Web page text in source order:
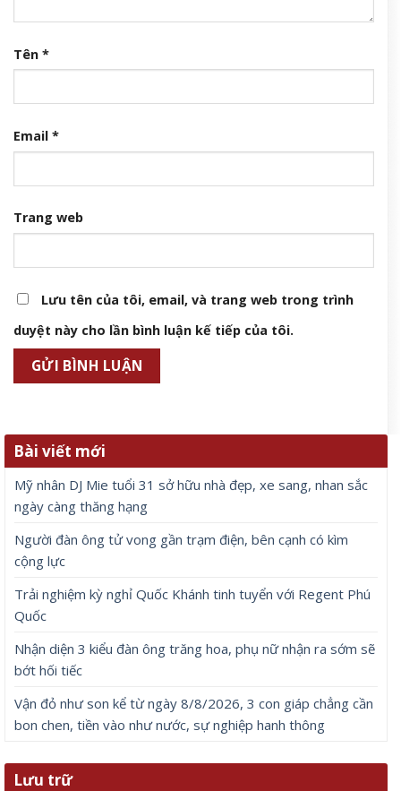
Tên *
Email *
Trang web
Lưu tên của tôi, email, và trang web trong trình
duyệt này cho lần bình luận kế tiếp của tôi.
Bài viết mới
Mỹ nhân DJ Mie tuổi 31 sở hữu nhà đẹp, xe sang, nhan sắc
ngày càng thăng hạng
Người đàn ông tử vong gần trạm điện, bên cạnh có kìm
cộng lực
Trải nghiệm kỳ nghỉ Quốc Khánh tinh tuyển với Regent Phú
Quốc
Nhận diện 3 kiểu đàn ông trăng hoa, phụ nữ nhận ra sớm sẽ
bớt hối tiếc
Vận đỏ như son kể từ ngày 8/8/2026, 3 con giáp chẳng cần
bon chen, tiền vào như nước, sự nghiệp hanh thông
Lưu trữ